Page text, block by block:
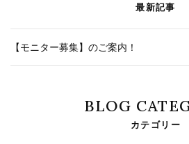
最新記事
【モニター募集】のご案内！
BLOG
カテゴリー